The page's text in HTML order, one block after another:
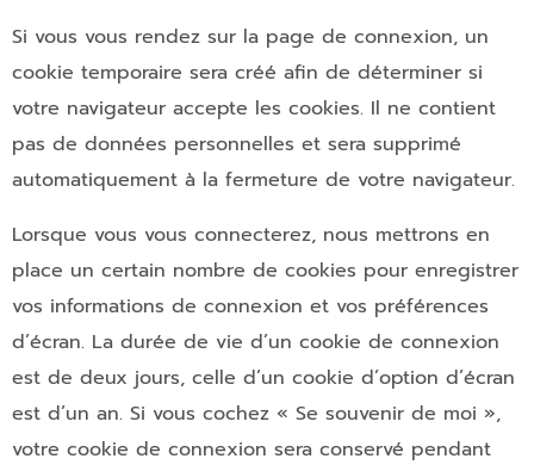
Si vous vous rendez sur la page de connexion, un
cookie temporaire sera créé afin de déterminer si
votre navigateur accepte les cookies. Il ne contient
pas de données personnelles et sera supprimé
automatiquement à la fermeture de votre navigateur.
Lorsque vous vous connecterez, nous mettrons en
place un certain nombre de cookies pour enregistrer
vos informations de connexion et vos préférences
d’écran. La durée de vie d’un cookie de connexion
est de deux jours, celle d’un cookie d’option d’écran
est d’un an. Si vous cochez « Se souvenir de moi »,
votre cookie de connexion sera conservé pendant